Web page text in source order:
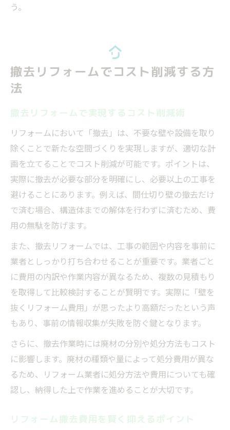
う。
撤去リフォームでコスト削減する方
法
撤去リフォームで実現するコスト削減術
リフォームにおいて「撤去」は、不要な壁や設備を取り
除くことで新たな空間づくりを実現しますが、適切な計
画を立てることでコスト削減が可能です。ポイントは、
実際に撤去が必要な部分を明確にし、必要以上の工事を
避けることにあります。例えば、間仕切り壁の撤去だけ
で済む場合、構造体までの解体を行わずに済むため、費
用の無駄を防げます。
また、撤去リフォームでは、工事の範囲や内容を事前に
業者としっかり打ち合わせることが重要です。業者ごと
に費用の内訳や作業内容が異なるため、複数の見積もり
を取得して比較検討することが賢明です。実際に「壁を
抜くリフォーム費用」が思ったより高額だったという声
もあり、事前の情報収集が失敗を防ぐ鍵となります。
さらに、撤去作業時には廃材の分別や処分方法もコスト
に影響します。廃材の種類や量によって処分費用が異な
るため、リフォーム業者に処分方法や費用についても確
認し、納得した上で作業を進めることが大切です。
リフォーム撤去費用を賢く抑えるポイント